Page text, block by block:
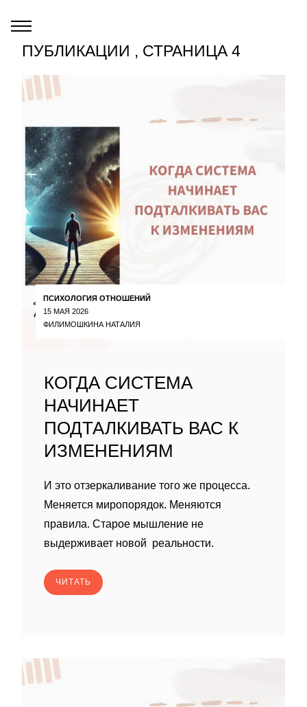
ПУБЛИКАЦИИ , СТРАНИЦА 4
ПСИХОЛОГИЯ ОТНОШЕНИЙ
15 МАЯ 2026
ФИЛИМОШКИНА НАТАЛИЯ
КОГДА СИСТЕМА
НАЧИНАЕТ
ПОДТАЛКИВАТЬ ВАС К
ИЗМЕНЕНИЯМ
И это отзеркаливание того же процесса.
Меняется миропорядок. Меняются
правила. Старое мышление не
выдерживает новой реальности.
ЧИТАТЬ